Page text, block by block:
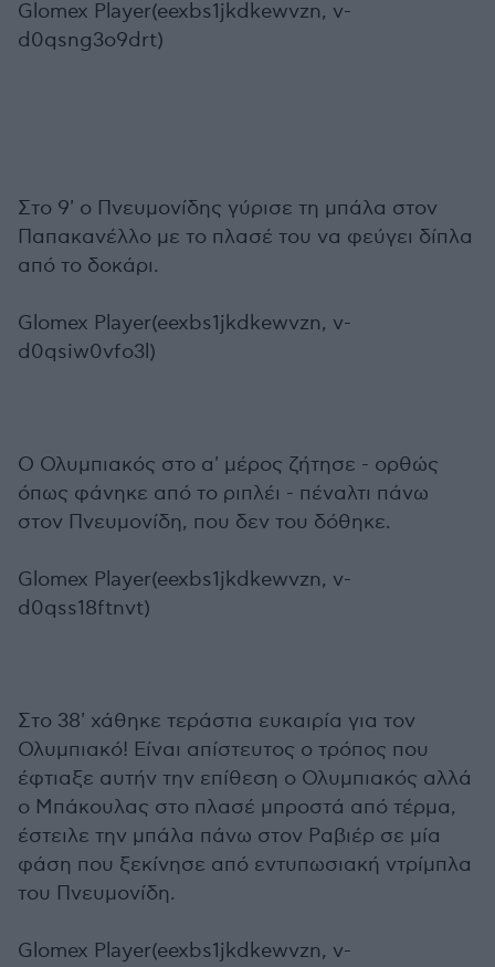
Glomex Player(eexbs1jkdkewvzn, v-
d0qsng3o9drt)
Στο 9' ο Πνευμονίδης γύρισε τη μπάλα στον
Παπακανέλλο με το πλασέ του να φεύγει δίπλα
από το δοκάρι.
Glomex Player(eexbs1jkdkewvzn, v-
d0qsiw0vfo3l)
Ο Ολυμπιακός στο α' μέρος ζήτησε - ορθώς
όπως φάνηκε από το ριπλέι - πέναλτι πάνω
στον Πνευμονίδη, που δεν του δόθηκε.
Glomex Player(eexbs1jkdkewvzn, v-
d0qss18ftnvt)
Στο 38' χάθηκε τεράστια ευκαιρία για τον
Ολυμπιακό! Είναι απίστευτος ο τρόπος που
έφτιαξε αυτήν την επίθεση ο Ολυμπιακός αλλά
ο Μπάκουλας στο πλασέ μπροστά από τέρμα,
έστειλε την μπάλα πάνω στον Ραβιέρ σε μία
φάση που ξεκίνησε από εντυπωσιακή ντρίμπλα
του Πνευμονίδη.
Glomex Player(eexbs1jkdkewvzn, v-